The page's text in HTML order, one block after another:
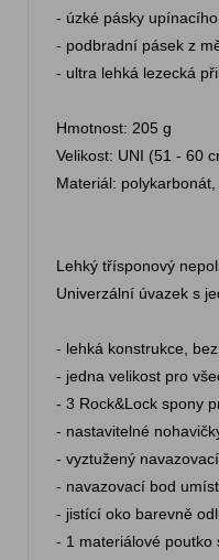
- úzké pásky
- podbradní pásek z
- ultra lehká lezecká
Hmotnost: 205 g
Velikost: UNI (51 - 60
Materiál:
Lehký třísponový
Univerzální úvazek s
- lehká konstrukce,
- jedna velikost pro
- 3 Rock&Lock spony
- nastavitelné
- vyztužený
- navazovací bod
- jistící oko barevně
- 1 materiálové poutko